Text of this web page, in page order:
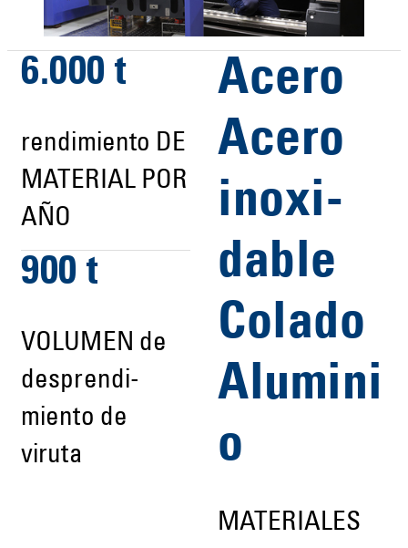
6.000 t
rendimiento DE
MATERIAL POR
AÑO
900 t
VOLUMEN de
desprendi­
miento de
viruta
Acero
Acero
inoxi­
dable
Colado
Alumini
o
MATERIALES